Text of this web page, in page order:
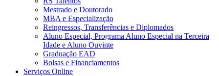
Mestrado e Doutorado
MBA e Especialização
Reingressos, Transferências e Diplomados
Aluno Especial, Programa Aluno Especial na Terceira
Idade e Aluno Ouvinte
Graduação EAD
Bolsas e Financiamentos
Serviços Online